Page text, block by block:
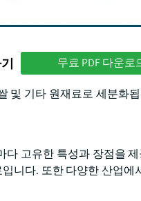
무료 PDF 다운로
기타 원재료로 세분화
고유한 특성과 장점을
니다. 또한 다양한 산업